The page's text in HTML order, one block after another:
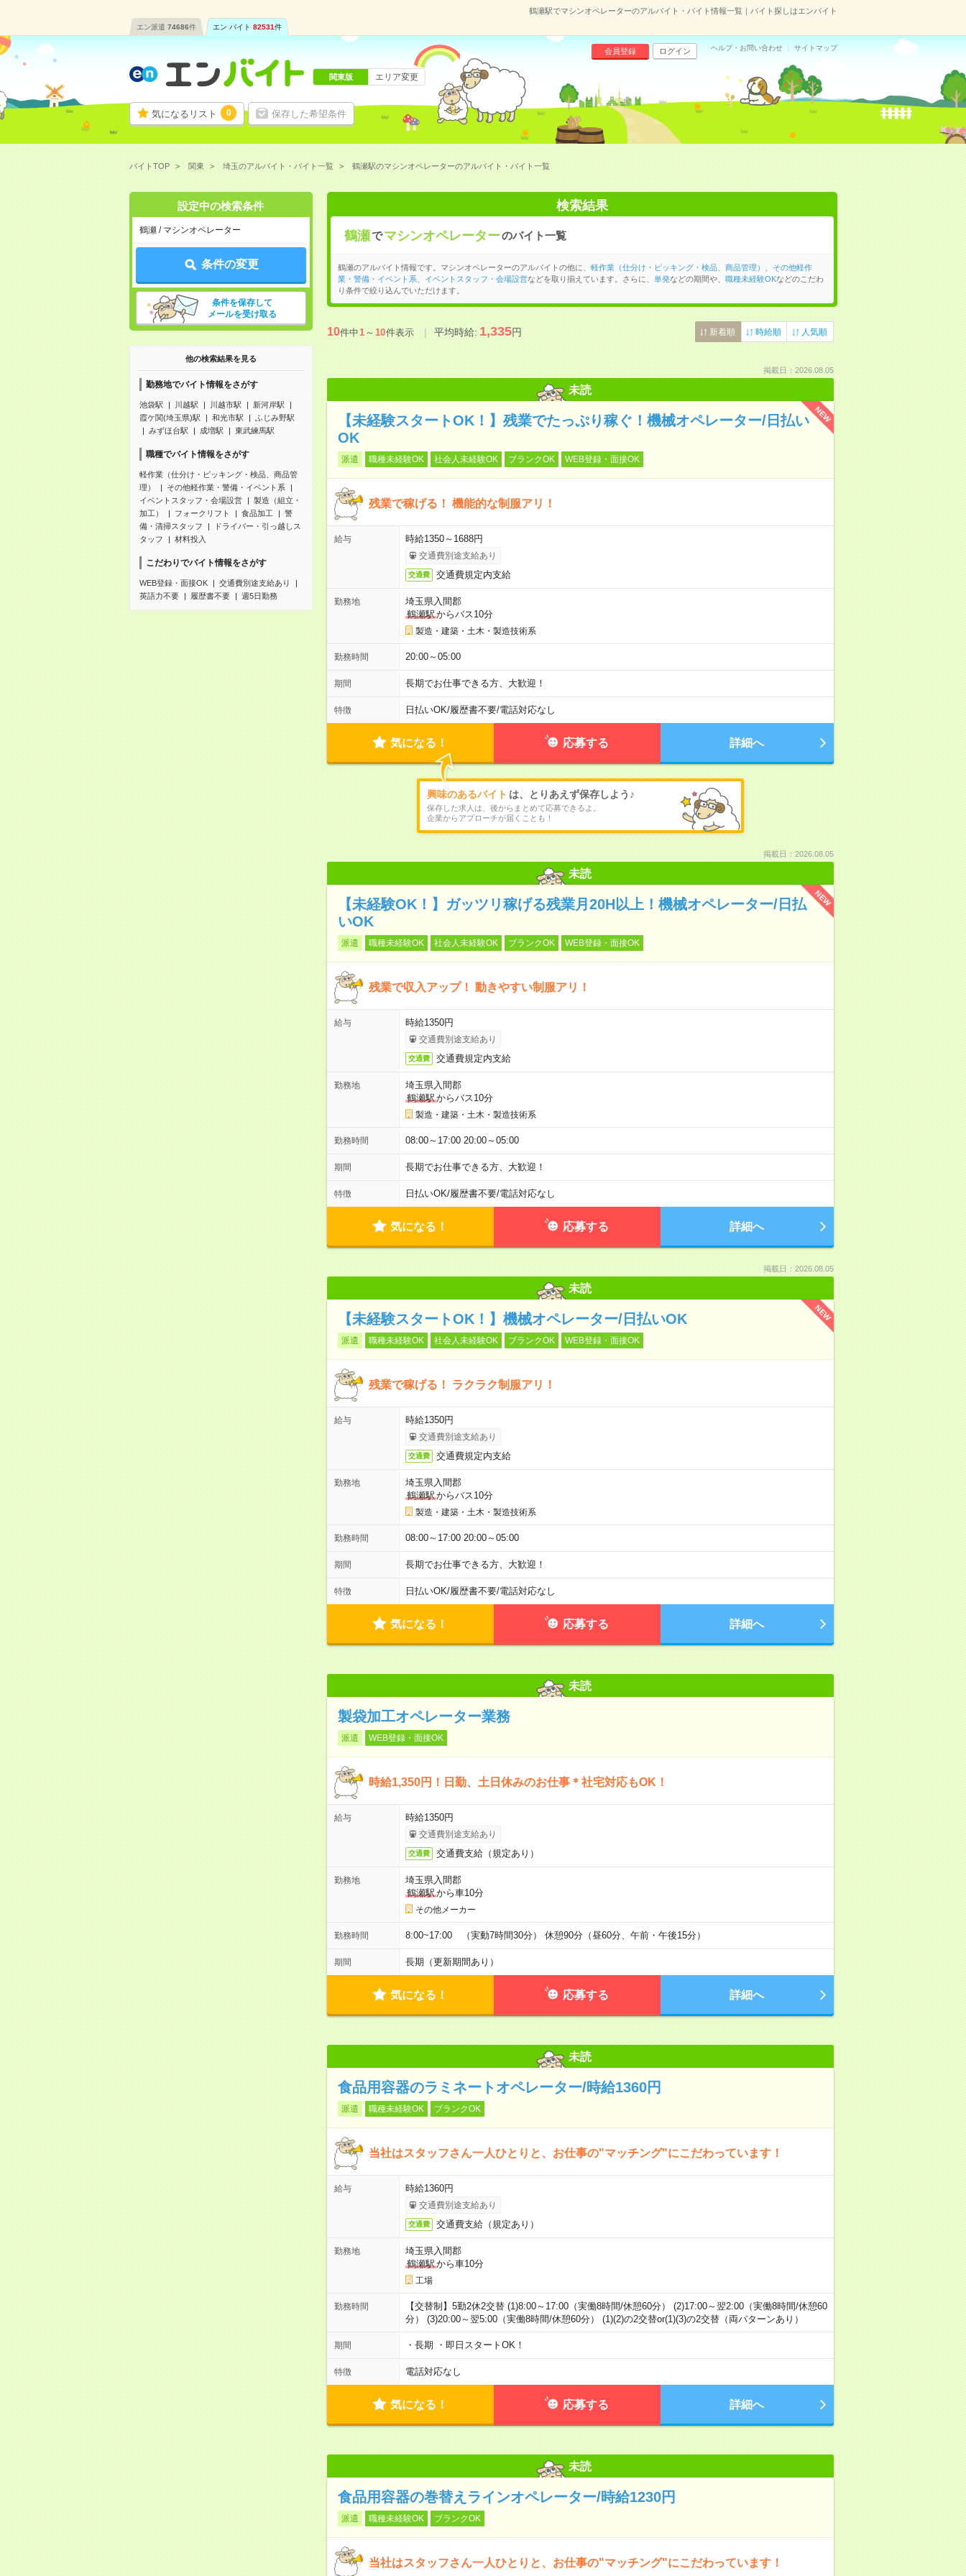
鶴瀬駅でマシンオペレーターのアルバイト・バイト情報一覧｜バイト探しはエンバイト
エン派遣 74686件 エン バイト 82531件
気になるリスト 0 保存した希望条件
会員登録 ログイン ヘルプ・お問い合わせ サイトマップ
関東版 エリア変更
バイトTOP 関東 埼玉のアルバイト・バイト一覧 鶴瀬駅のマシンオペレーターのアルバイト・バイト一覧
設定中の検索条件
鶴瀬 / マシンオペレーター
条件の変更
条件を保存して
メールを受け取る
他の検索結果を見る
勤務地でバイト情報をさがす
池袋駅 川越駅 川越市駅
新河岸駅
霞ケ関(埼玉県)駅
和光市駅
ふじみ野駅
みずほ台駅
成増駅 東武練馬駅
職種でバイト情報をさがす
軽作業（仕分け・ピッキング・検品、商品管
理）
その他軽作業・警備・イベント系
イベントスタッフ・会場設営
製造（組立・
加工）
フォークリフト 食品加工
警
備・清掃スタッフ
ドライバー・引っ越しス
タッフ
材料投入
こだわりでバイト情報をさがす
WEB登録・面接OK
交通費別途支給あり
英語力不要
履歴書不要 週5日勤務
検索結果
鶴瀬で マシンオペレーターのバイト一覧
鶴瀬のアルバイト情報です。マシンオペレーターのアルバイトの他に、 軽作業（仕分け・ピッキング・検品、商品管理）
その他軽作
業・警備・イベント系
イベントスタッフ・会場設営などを取り揃えています。さらに、 単発などの期間や、 職種未経験OKなどのこだわ
り条件で絞り込んでいただけます。
10件中1～10件表示 平均時給:1,335円 新着順 時給順 人気順
掲載日：2026.08.05
未読
NEW
【未経験スタートOK！】残業でたっぷり稼ぐ！機械オペレーター/日払い
OK
派遣 職種未経験OK 社会人未経験OK ブランクOK WEB登録・面接OK
残業で稼げる！ 機能的な制服アリ！
給与 時給1350～1688円
交通費別途支給あり
交通費 交通費規定内支給
勤務地
埼玉県入間郡
鶴瀬駅からバス10分
製造・建築・土木・製造技術系
勤務時間 20:00～05:00
期間 長期でお仕事できる方、大歓迎！
特徴 日払いOK/履歴書不要/電話対応なし
気になる！ 応募する 詳細へ
興味のあるバイト は、とりあえず保存しよう♪
保存した求人は、後からまとめて応募できるよ。
企業からアプローチが届くことも！
掲載日：2026.08.05
未読
NEW
【未経験OK！】ガッツリ稼げる残業月20H以上！機械オペレーター/日払
いOK
派遣 職種未経験OK 社会人未経験OK ブランクOK WEB登録・面接OK
残業で収入アップ！ 動きやすい制服アリ！
給与 時給1350円
交通費別途支給あり
交通費 交通費規定内支給
勤務地
埼玉県入間郡
鶴瀬駅からバス10分
製造・建築・土木・製造技術系
勤務時間 08:00～17:00 20:00～05:00
期間 長期でお仕事できる方、大歓迎！
特徴 日払いOK/履歴書不要/電話対応なし
気になる！ 応募する 詳細へ
掲載日：2026.08.05
未読
NEW
【未経験スタートOK！】機械オペレーター/日払いOK
派遣 職種未経験OK 社会人未経験OK ブランクOK WEB登録・面接OK
残業で稼げる！ ラクラク制服アリ！
給与 時給1350円
交通費別途支給あり
交通費 交通費規定内支給
勤務地
埼玉県入間郡
鶴瀬駅からバス10分
製造・建築・土木・製造技術系
勤務時間 08:00～17:00 20:00～05:00
期間 長期でお仕事できる方、大歓迎！
特徴 日払いOK/履歴書不要/電話対応なし
気になる！ 応募する 詳細へ
未読
製袋加工オペレーター業務
派遣 WEB登録・面接OK
時給1,350円！日勤、土日休みのお仕事＊社宅対応もOK！
給与 時給1350円
交通費別途支給あり
交通費 交通費支給（規定あり）
勤務地
埼玉県入間郡
鶴瀬駅から車10分
その他メーカー
勤務時間 8:00~17:00 （実動7時間30分） 休憩90分（昼60分、午前・午後15分）
期間 長期（更新期間あり）
気になる！ 応募する 詳細へ
未読
食品用容器のラミネートオペレーター/時給1360円
派遣 職種未経験OK ブランクOK
当社はスタッフさん一人ひとりと、お仕事の"マッチング"にこだわっています！
給与 時給1360円
交通費別途支給あり
交通費 交通費支給（規定あり）
勤務地
埼玉県入間郡
鶴瀬駅から車10分
工場
勤務時間
【交替制】5勤2休2交替 (1)8:00～17:00（実働8時間/休憩60分） (2)17:00～翌2:00（実働8時間/休憩60
分） (3)20:00～翌5:00（実働8時間/休憩60分） (1)(2)の2交替or(1)(3)の2交替（両パターンあり）
期間 ・長期 ・即日スタートOK！
特徴 電話対応なし
気になる！ 応募する 詳細へ
未読
食品用容器の巻替えラインオペレーター/時給1230円
派遣 職種未経験OK ブランクOK
当社はスタッフさん一人ひとりと、お仕事の"マッチング"にこだわっています！